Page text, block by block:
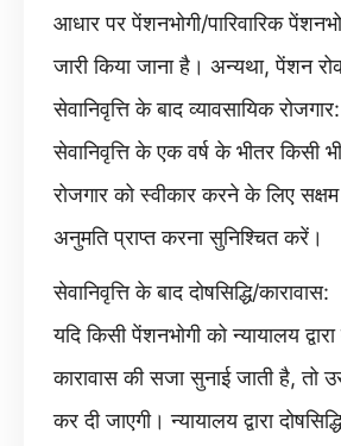
आधार पर पेंशनभोगी/पारिवारिक
जारी किया जाना है। अन्यथा, पेंशन
सेवानिवृत्ति के बाद व्यावसायिक रोजगार:
सेवानिवृत्ति के एक वर्ष के भीतर किसी
रोजगार को स्वीकार करने के लिए सक्षम
अनुमति प्राप्त करना सुनिश्चित करें।
सेवानिवृत्ति के बाद दोषसिद्धि/कारावास:
यदि किसी पेंशनभोगी को न्यायालय द्वारा
कारावास की सजा सुनाई जाती है, तो
कर दी जाएगी। न्यायालय द्वारा